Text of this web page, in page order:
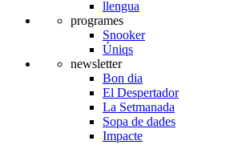
llengua
programes
Snooker
Úniqs
newsletter
Bon dia
El Despertador
La Setmanada
Sopa de dades
Impacte